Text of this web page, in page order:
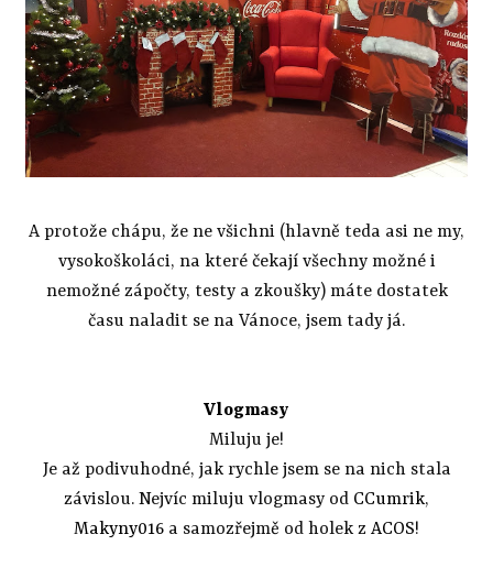
A protože chápu, že ne všichni (hlavně teda asi ne my,
vysokoškoláci, na které čekají všechny možné i
nemožné zápočty, testy a zkoušky) máte dostatek
času naladit se na Vánoce, jsem tady já.
Vlogmasy
Miluju je!
Je až podivuhodné, jak rychle jsem se na nich stala
závislou. Nejvíc miluju vlogmasy od CCumrik,
Makyny016 a samozřejmě od holek z ACOS!